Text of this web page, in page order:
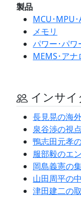
製品
MCU･MPU･
メモリ
パワー･パワ
MEMS･アナ
インサイ
長見晃の海
泉谷渉の視点
鴨志田元孝
服部毅のエ
岡島義憲の
山田周平の
津田建二の